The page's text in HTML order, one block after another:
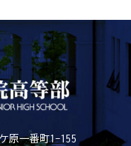
原一番町1-155